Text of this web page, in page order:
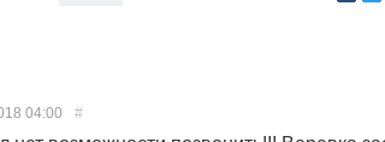
04:00 #